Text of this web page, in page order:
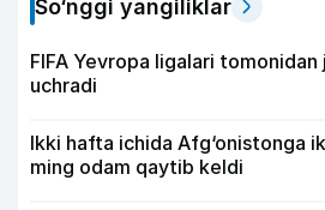
So‘nggi yangiliklar
FIFA Yevropa ligalari
uchradi
Ikki hafta ichida Afg‘onistonga
ming odam qaytib keldi